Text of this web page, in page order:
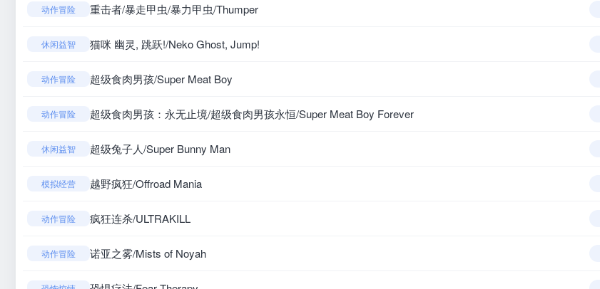
动作冒险 重击者/暴走甲虫/暴力甲虫/Thumper
休闲益智 猫咪 幽灵, 跳跃!/Neko Ghost, Jump!
动作冒险 超级食肉男孩/Super Meat Boy
动作冒险 超级食肉男孩：永无止境/超级食肉男孩永恒/Super Meat Boy Forever
休闲益智 超级兔子人/Super Bunny Man
模拟经营 越野疯狂/Offroad Mania
动作冒险 疯狂连杀/ULTRAKILL
动作冒险 诺亚之雾/Mists of Noyah